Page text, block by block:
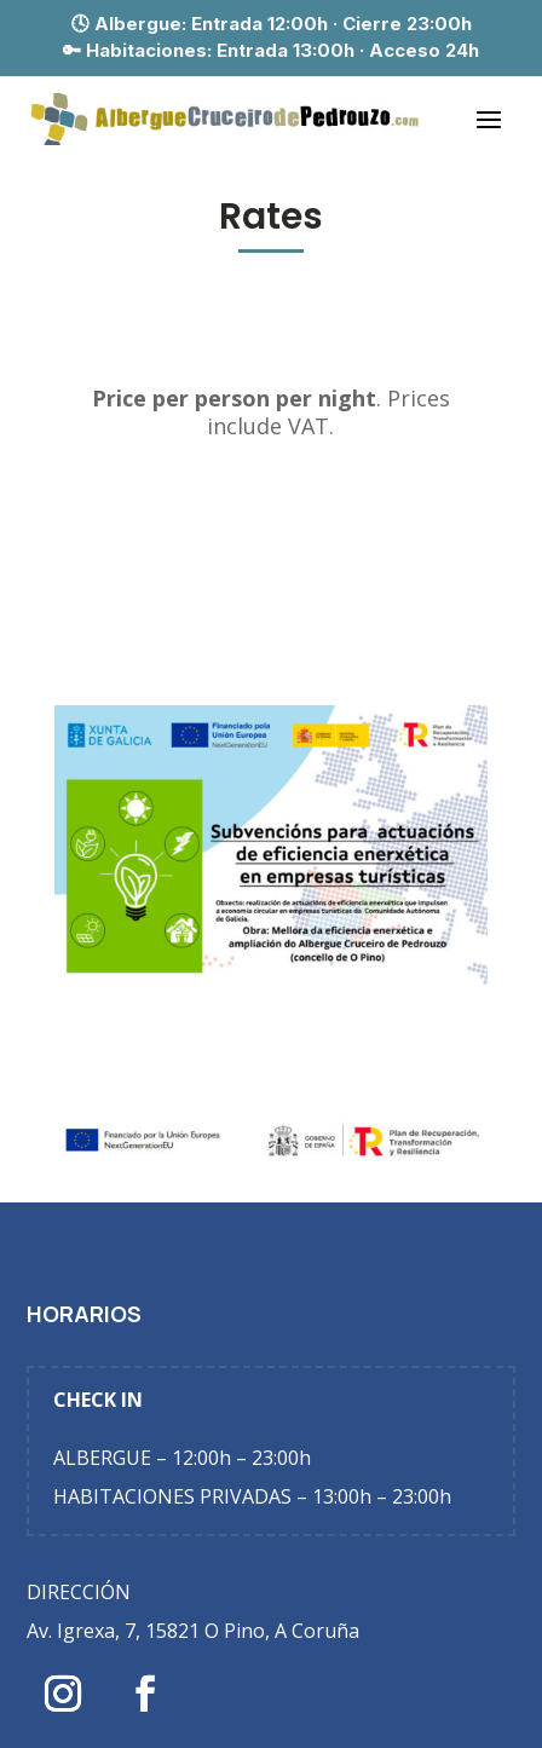
🕓 Albergue: Entrada 12:00h · Cierre 23:00h
🔑 Habitaciones: Entrada 13:00h · Acceso 24h
Rates
Price per person per night. Prices
include VAT.
HORARIOS
CHECK IN
ALBERGUE – 12:00h – 23:00h
HABITACIONES PRIVADAS – 13:00h – 23:00h
DIRECCIÓN
Av. Igrexa, 7, 15821 O Pino, A Coruña